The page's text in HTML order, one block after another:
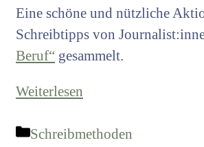
Eine schöne und nützliche
Schreibtipps von
Beruf“ gesammelt.
Weiterlesen
Kategorien
Schreibmethoden